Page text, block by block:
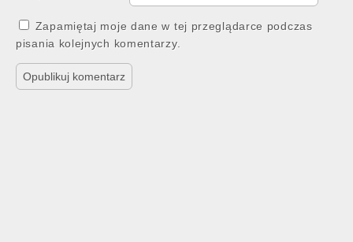
Zapamiętaj moje dane w tej przeglądarce podczas
pisania kolejnych komentarzy.